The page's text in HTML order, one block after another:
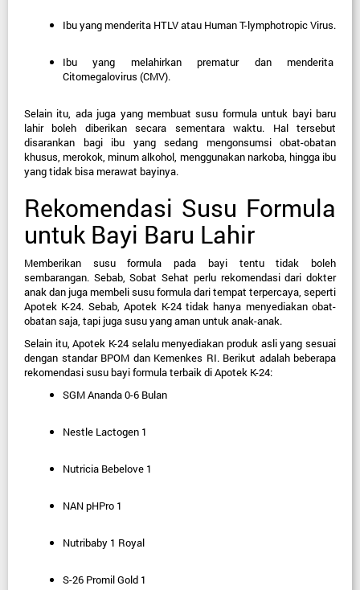
Ibu yang menderita HTLV atau Human T-lymphotropic Virus.
Ibu yang melahirkan prematur dan menderita
Citomegalovirus (CMV).
Selain itu, ada juga yang membuat susu formula untuk bayi baru
lahir boleh diberikan secara sementara waktu. Hal tersebut
disarankan bagi ibu yang sedang mengonsumsi obat-obatan
khusus, merokok, minum alkohol, menggunakan narkoba, hingga ibu
yang tidak bisa merawat bayinya.
Rekomendasi Susu Formula
untuk Bayi Baru Lahir
Memberikan susu formula pada bayi tentu tidak boleh
sembarangan. Sebab, Sobat Sehat perlu rekomendasi dari dokter
anak dan juga membeli susu formula dari tempat terpercaya, seperti
Apotek K-24. Sebab, Apotek K-24 tidak hanya menyediakan obat-
obatan saja, tapi juga susu yang aman untuk anak-anak.
Selain itu, Apotek K-24 selalu menyediakan produk asli yang sesuai
dengan standar BPOM dan Kemenkes RI. Berikut adalah beberapa
rekomendasi susu bayi formula terbaik di Apotek K-24:
SGM Ananda 0-6 Bulan
Nestle Lactogen 1
Nutricia Bebelove 1
NAN pHPro 1
Nutribaby 1 Royal
S-26 Promil Gold 1